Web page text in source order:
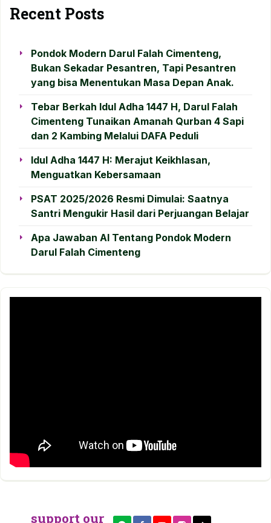
Recent Posts
Pondok Modern Darul Falah Cimenteng,
Bukan Sekadar Pesantren, Tapi Pesantren
yang bisa Menentukan Masa Depan Anak.
Tebar Berkah Idul Adha 1447 H, Darul Falah
Cimenteng Tunaikan Amanah Qurban 4 Sapi
dan 2 Kambing Melalui DAFA Peduli
Idul Adha 1447 H: Merajut Keikhlasan,
Menguatkan Kebersamaan
PSAT 2025/2026 Resmi Dimulai: Saatnya
Santri Mengukir Hasil dari Perjuangan Belajar
Apa Jawaban AI Tentang Pondok Modern
Darul Falah Cimenteng
support our